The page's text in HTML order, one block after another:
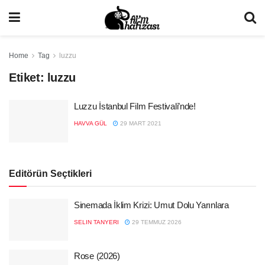
Home Tag luzzu
Etiket: luzzu
Luzzu İstanbul Film Festivali’nde!
HAVVA GÜL 29 MART 2021
Editörün Seçtikleri
Sinemada İklim Krizi: Umut Dolu Yarınlara
SELIN TANYERI 29 TEMMUZ 2026
Rose (2026)